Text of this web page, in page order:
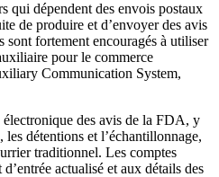
qui dépendent des envois postaux
de produire et d’envoyer des avis
sont fortement encouragés à utiliser
pour le commerce
Communication System,
des avis de la FDA, y
détentions et l’échantillonnage,
traditionnel. Les comptes
actualisé et aux détails des